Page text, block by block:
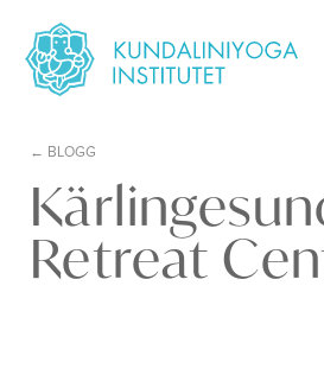
BLOGG
Retreat